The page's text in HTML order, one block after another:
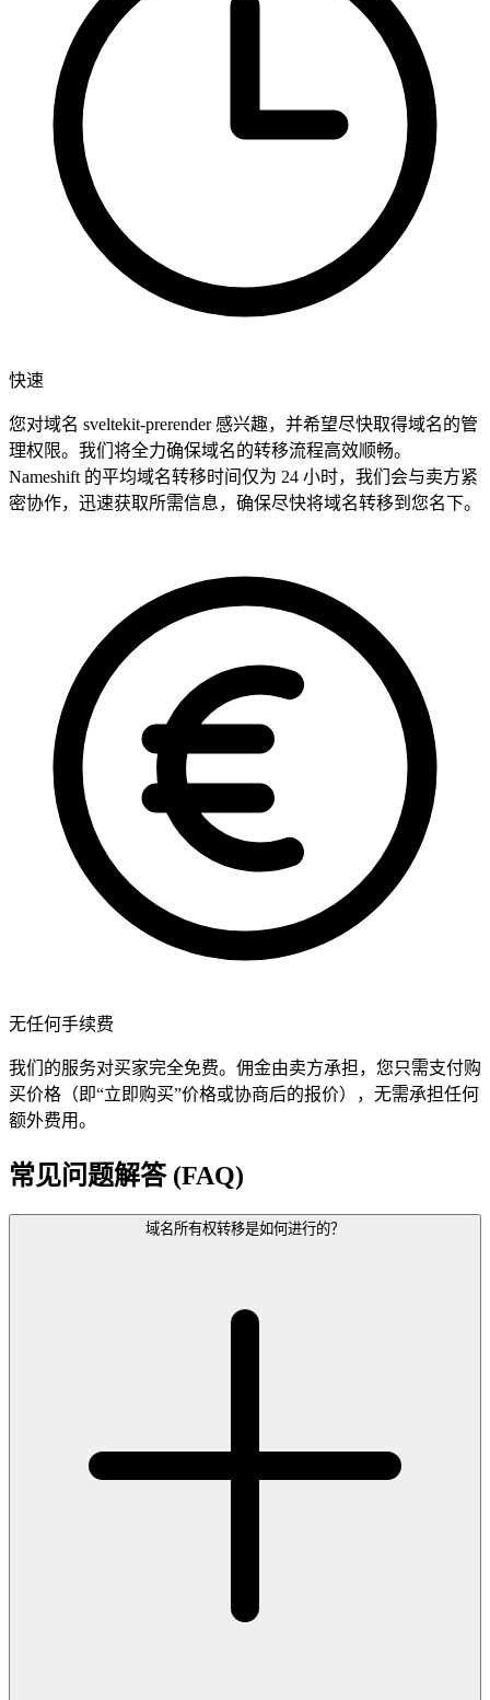
快速
您对域名 sveltekit-prerender 感兴趣，并希望尽快取得域名的管
理权限。我们将全力确保域名的转移流程高效顺畅。
Nameshift 的平均域名转移时间仅为 24 小时，我们会与卖方紧
密协作，迅速获取所需信息，确保尽快将域名转移到您名下。
无任何手续费
我们的服务对买家完全免费。佣金由卖方承担，您只需支付购
买价格（即“立即购买”价格或协商后的报价），无需承担任何
额外费用。
常见问题解答 (FAQ)
域名所有权转移是如何进行的？